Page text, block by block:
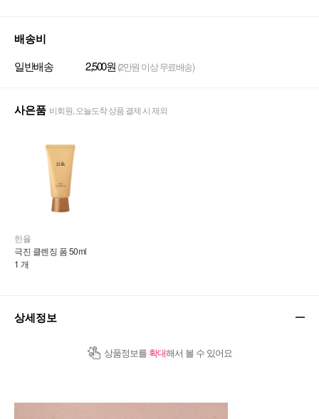
배송비
일반배송 2,500원 (2만원 이상 무료배송)
사은품 비회원, 오늘도착 상품 결제 시 제외
한율
극진 클렌징 폼 50ml
1 개
상세정보
상품정보를 확대해서 볼 수 있어요